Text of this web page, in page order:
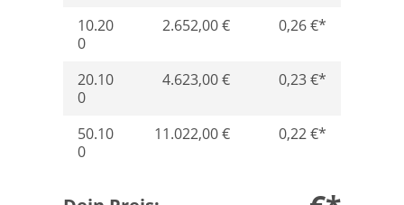
10.20
0
2.652,00 € 0,26 €*
20.10
0
4.623,00 € 0,23 €*
50.10
0
11.022,00 € 0,22 €*